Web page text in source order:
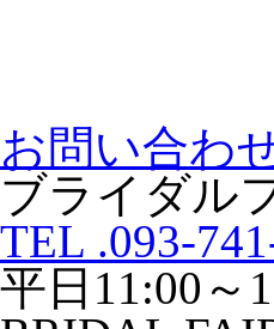
お問い合わ
ブライダル
TEL .093-
平日11:00～